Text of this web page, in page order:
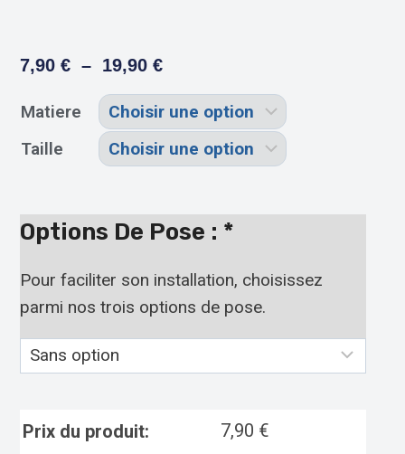
7,90€ – 19,90€
Matiere
Taille
Options De Pose : *
Pour faciliter son installation, choisissez
parmi nos trois options de pose.
Prix du produit: 7,90 €